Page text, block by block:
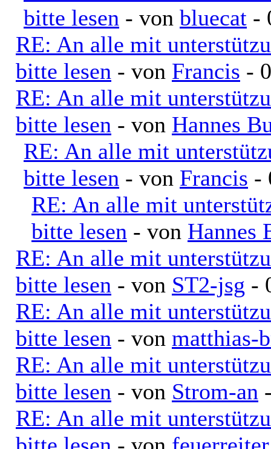
bitte lesen - von bluecat -
RE: An alle mit
bitte lesen - von Francis -
RE: An alle mit
bitte lesen - von Hannes
RE: An alle mit
bitte lesen - von Francis -
RE: An alle mit
bitte lesen - von Hannes
RE: An alle mit
bitte lesen - von ST2-jsg -
RE: An alle mit
bitte lesen - von matthias-
RE: An alle mit
bitte lesen - von Strom-an
RE: An alle mit